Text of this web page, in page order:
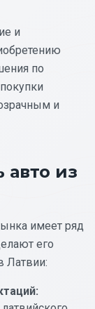
и
по
и
авто из
имеет ряд
его
Латвии: